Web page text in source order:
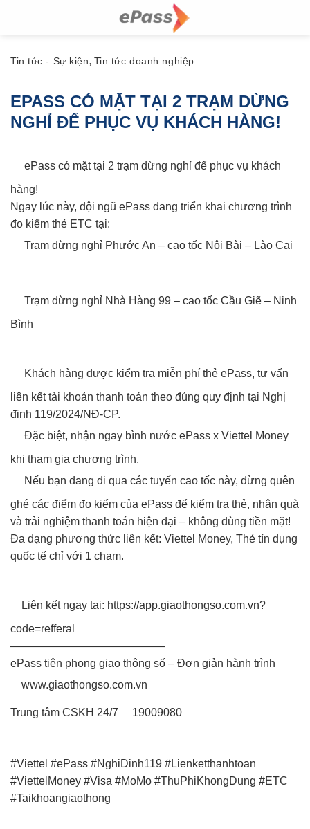
Tin tức - Sự kiện, Tin tức doanh nghiệp
EPASS CÓ MẶT TẠI 2 TRẠM DỪNG
NGHỈ ĐỂ PHỤC VỤ KHÁCH HÀNG!
ePass có mặt tại 2 trạm dừng nghỉ để phục vụ khách
hàng!
Ngay lúc này, đội ngũ ePass đang triển khai chương trình
đo kiểm thẻ ETC tại:
Trạm dừng nghỉ Phước An – cao tốc Nội Bài – Lào Cai
Trạm dừng nghỉ Nhà Hàng 99 – cao tốc Cầu Giẽ – Ninh
Bình
Khách hàng được kiểm tra miễn phí thẻ ePass, tư vấn
liên kết tài khoản thanh toán theo đúng quy định tại Nghị
định 119/2024/NĐ-CP.
Đặc biệt, nhận ngay bình nước ePass x Viettel Money
khi tham gia chương trình.
Nếu bạn đang đi qua các tuyến cao tốc này, đừng quên
ghé các điểm đo kiểm của ePass để kiểm tra thẻ, nhận quà
và trải nghiệm thanh toán hiện đại – không dùng tiền mặt!
Đa dạng phương thức liên kết: Viettel Money, Thẻ tín dụng
quốc tế chỉ với 1 chạm.
Liên kết ngay tại: https://app.giaothongso.com.vn?
code=refferal
——————————————
ePass tiên phong giao thông số – Đơn giản hành trình
www.giaothongso.com.vn
Trung tâm CSKH 24/7 19009080
#Viettel #ePass #NghiDinh119 #Lienketthanhtoan
#ViettelMoney #Visa #MoMo #ThuPhiKhongDung #ETC
#Taikhoangiaothong